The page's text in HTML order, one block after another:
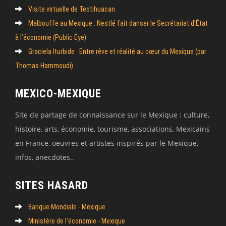
Visite virtuelle de Teotihuacan
Malbouffe au Mexique : Nestlé fait danser le Secrétariat d’État
à l’économie (Public Eye)
Graciela Iturbide : Entre rêve et réalité au cœur du Mexique (par
Thomas Hammoudi)
MEXICO-MEXIQUE
Site de partage de connaissance sur le Mexique : culture,
histoire, arts, économie, tourisme, associations, Mexicains
en France, oeuvres et artistes inspirés par le Mexique,
infos, anecdotes..
SITES HASARD
Banque Mondiale - Mexique
Ministère de l’économie - Mexique